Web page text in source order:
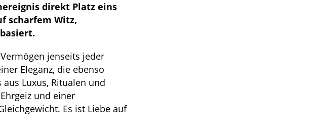
direkt Platz eins
scharfem Witz,
jenseits jeder
Eleganz, die ebenso
Luxus, Ritualen und
und einer
Es ist Liebe auf